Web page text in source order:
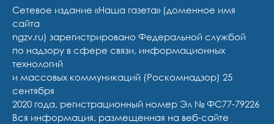
Сетевое издание «Наша газета» (доменное имя
сайта
ngzv.ru) зарегистрировано Федеральной службой
по надзору в сфере связи, информационных
технологий
и массовых коммуникаций (Роскомнадзор) 25
сентября
2020 года, регистрационный номер Эл № ФС77-79226
Вся информация, размещенная на веб-сайте